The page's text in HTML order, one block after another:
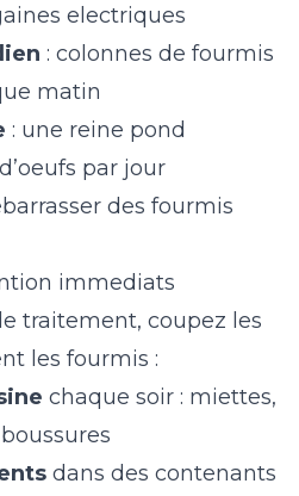
electriques
: colonnes de fourmis
matin
: une reine pond
par jour
des fourmis
immediats
traitement, coupez les
les fourmis :
chaque soir : miettes,
dans des contenants